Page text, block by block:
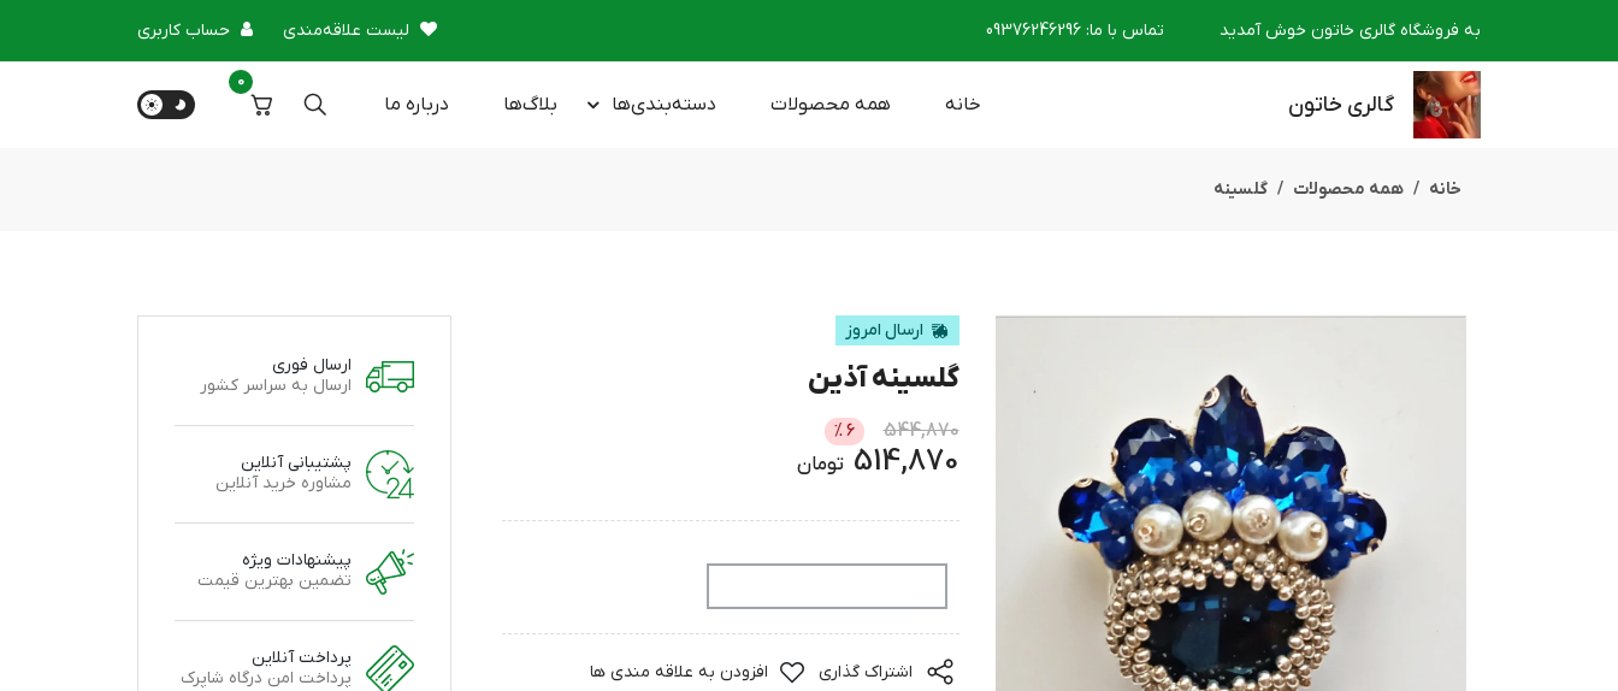
به فروشگاه گالری خاتون خوش آمدید تماس با ما:
09376246296 لیست علاقه‌مندی حساب کاربری
گالری خاتون خانه همه محصولات دسته‌بندی‌ها بلاگ‌ها درباره‌ ما
0
خانه همه محصولات گلسینه
ارسال امروز
گلسینه آذین
544,870
6
%
514,870 تومان
اشتراک گذاری افزودن به علاقه مندی ها
ارسال فوری
ارسال به سراسر کشور
پشتیبانی آنلاین
مشاوره خرید آنلاین
پیشنهادات ویژه
تضمین بهترین قیمت
پرداخت آنلاین
پرداخت امن درگاه شاپرک